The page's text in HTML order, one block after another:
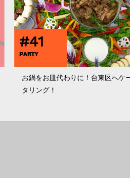
#41
PARTY
お鍋をお皿代わりに！台東区へケ
タリング！